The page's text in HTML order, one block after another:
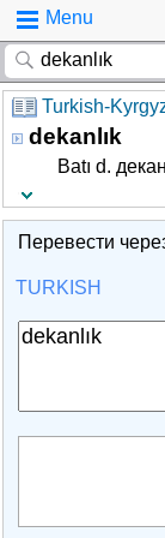
Menu
Turkish-
dekanlık
Batı d.
Перевести
TURKISH